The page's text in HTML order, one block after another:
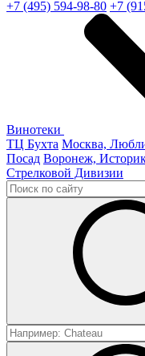
+7 (495) 594-98-80 +7
Винотеки
ТЦ Бухта Москва,
Посад Воронеж,
Стрелковой Дивизии